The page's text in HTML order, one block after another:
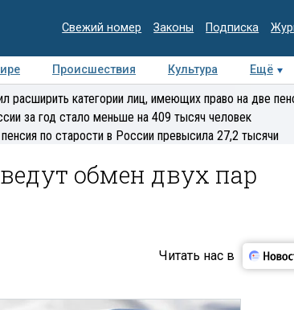
Свежий номер Законы Подписка
Происшествия Культура Ещё
Медиацентр Интервью Колумнисты
расширить категории лиц, имеющих право на две
за год стало меньше на 409 тысяч человек
по старости в России превысила 27,2 тысячи
обмен двух пар
Читать нас в